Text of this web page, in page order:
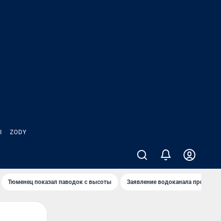
ZODY
Тюменец показал паводок с высоты Заявление водоканала про